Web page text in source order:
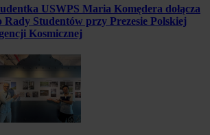
USWPS Maria Komędera dołącza
Rady Studentów przy Prezesie Polskiej
Kosmicznej